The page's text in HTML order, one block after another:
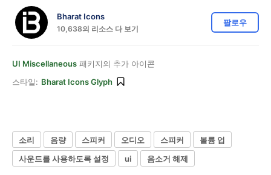
Bharat Icons
10,638의 리소스 다 보기
팔로우
UI Miscellaneous 패키지의 추가 아이콘
스타일: Bharat Icons Glyph
소리 음량 스피커 오디오 스피커
볼륨 업
사운드를 사용하도록 설정
ui 음소거 해제